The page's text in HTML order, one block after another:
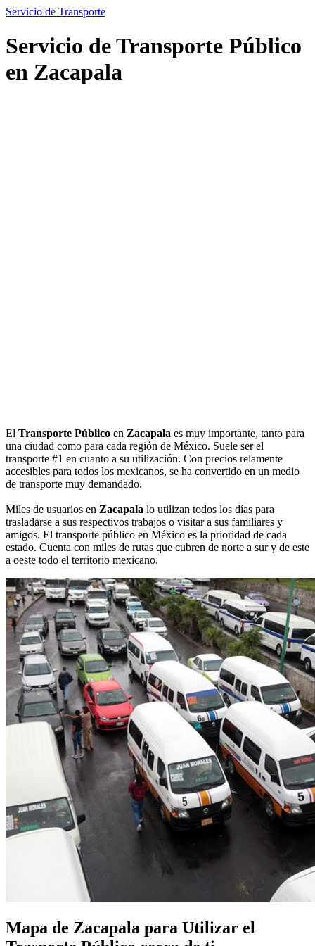
Servicio de Transporte
Servicio de Transporte Público
en Zacapala
El Transporte Público en Zacapala es muy importante, tanto para
una ciudad como para cada región de México. Suele ser el
transporte #1 en cuanto a su utilización. Con precios relamente
accesibles para todos los mexicanos, se ha convertido en un medio
de transporte muy demandado.
Miles de usuarios en Zacapala lo utilizan todos los días para
trasladarse a sus respectivos trabajos o visitar a sus familiares y
amigos. El transporte público en México es la prioridad de cada
estado. Cuenta con miles de rutas que cubren de norte a sur y de este
a oeste todo el territorio mexicano.
Mapa de Zacapala para Utilizar el